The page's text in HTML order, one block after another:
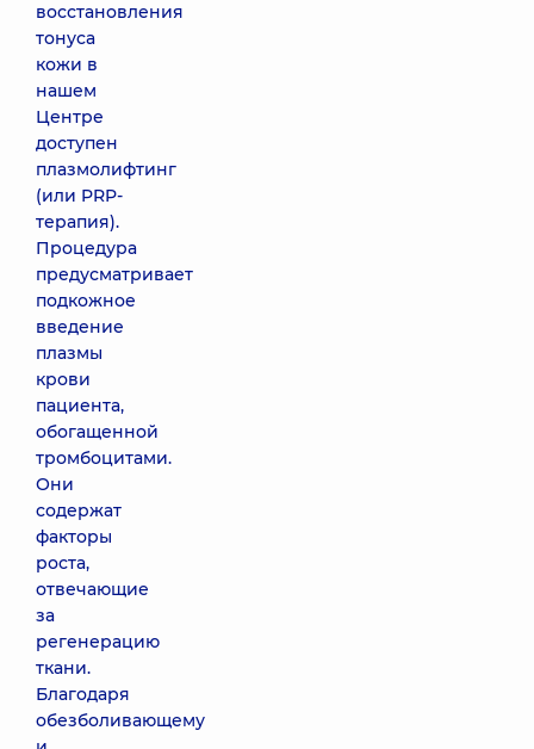
Мезотерапия
Hair Vital(2,5
мл)
2740 грн
Мезотерапия
волосистой
части головы
2480 грн
Мезотерапия
волосистой
Meso Genesis
7190 грн
Плазмотерапия
PRP (1
пробирка)
4840 грн
восстановления
тонуса
кожи в
нашем
Центре
доступен
плазмолифтинг
(или PRP-
терапия).
Процедура
предусматривает
подкожное
введение
плазмы
крови
пациента,
обогащенной
тромбоцитами.
Они
содержат
факторы
роста,
отвечающие
за
регенерацию
ткани.
Благодаря
обезболивающему